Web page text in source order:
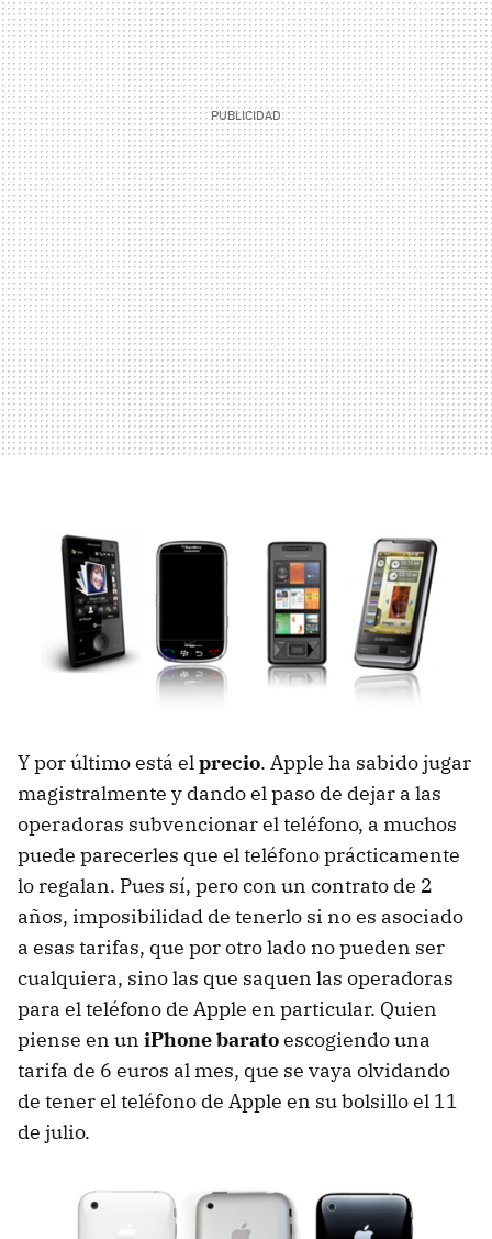
Y por último está elprecio. Apple ha sabido jugar
magistralmente y dando el paso de dejar a las
operadoras subvencionar el teléfono, a muchos
puede parecerles que el teléfono prácticamente
lo regalan. Pues sí, pero con un contrato de 2
años, imposibilidad de tenerlo si no es asociado
a esas tarifas, que por otro lado no pueden ser
cualquiera, sino las que saquen las operadoras
para el teléfono de Apple en particular. Quien
piense en un iPhone baratoescogiendo una
tarifa de 6 euros al mes, que se vaya olvidando
de tener el teléfono de Apple en su bolsillo el 11
de julio.